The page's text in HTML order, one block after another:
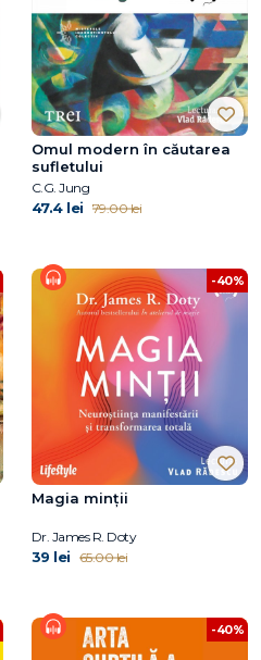
Omul modern în căutarea
sufletului
C.G. Jung
47.4 lei 79.00 lei
-40%
Magia minții
Dr. James R. Doty
39 lei 65.00 lei
-40%